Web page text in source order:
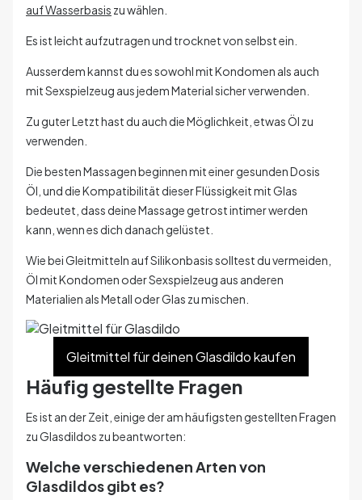
auf Wasserbasis zu wählen.
Es ist leicht aufzutragen und trocknet von selbst ein.
Ausserdem kannst du es sowohl mit Kondomen als auch
mit Sexspielzeug aus jedem Material sicher verwenden.
Zu guter Letzt hast du auch die Möglichkeit, etwas Öl zu
verwenden.
Die besten Massagen beginnen mit einer gesunden Dosis
Öl, und die Kompatibilität dieser Flüssigkeit mit Glas
bedeutet, dass deine Massage getrost intimer werden
kann, wenn es dich danach gelüstet.
Wie bei Gleitmitteln auf Silikonbasis solltest du vermeiden,
Öl mit Kondomen oder Sexspielzeug aus anderen
Materialien als Metall oder Glas zu mischen.
Gleitmittel für deinen Glasdildo kaufen
Häufig gestellte Fragen
Es ist an der Zeit, einige der am häufigsten gestellten Fragen
zu Glasdildos zu beantworten:
Welche verschiedenen Arten von
Glasdildos gibt es?